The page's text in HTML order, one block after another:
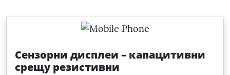
Сензорни дисплеи – капацитивни
срещу резистивни